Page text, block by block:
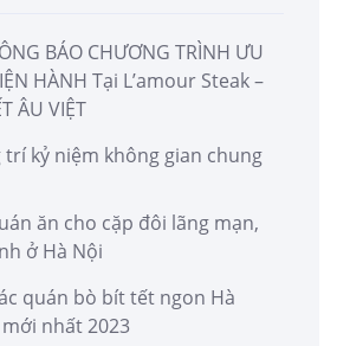
BÁO CHƯƠNG TRÌNH ƯU
HÀNH Tại L’amour Steak –
ÂU VIỆT
trí kỷ niệm không gian chung
ăn cho cặp đôi lãng mạn,
ở Hà Nội
quán bò bít tết ngon Hà
nhất 2023